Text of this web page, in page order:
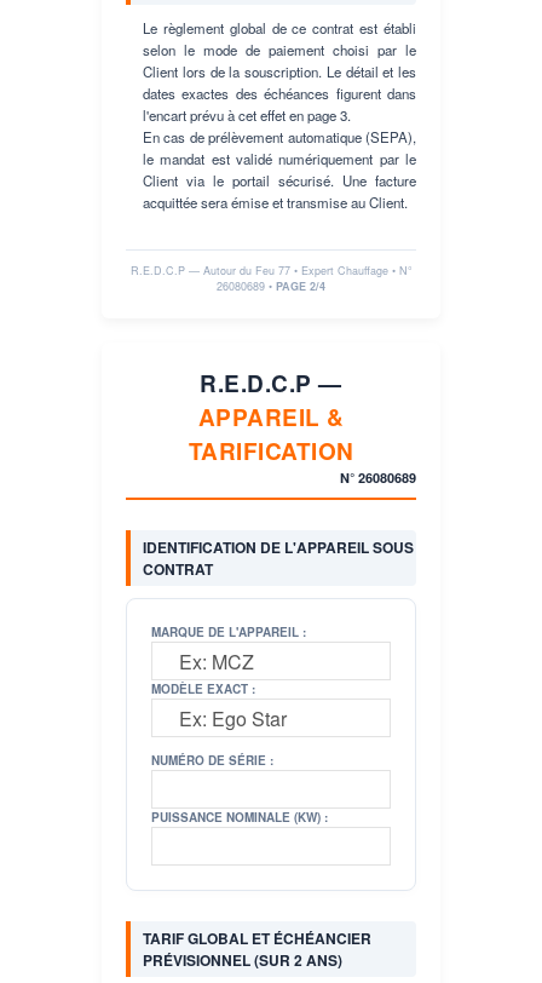
Le règlement global de ce contrat est établi
selon le mode de paiement choisi par le
Client lors de la souscription. Le détail et les
dates exactes des échéances figurent dans
l'encart prévu à cet effet en page 3.
En cas de prélèvement automatique (SEPA),
le mandat est validé numériquement par le
Client via le portail sécurisé. Une facture
acquittée sera émise et transmise au Client.
R.E.D.C.P — Autour du Feu 77 • Expert Chauffage • N°
26080689 • PAGE 2/4
R.E.D.C.P —
APPAREIL &
TARIFICATION
N° 26080689
IDENTIFICATION DE L'APPAREIL SOUS
CONTRAT
MARQUE DE L'APPAREIL :
MODÈLE EXACT :
NUMÉRO DE SÉRIE :
PUISSANCE NOMINALE (KW) :
TARIF GLOBAL ET ÉCHÉANCIER
PRÉVISIONNEL (SUR 2 ANS)